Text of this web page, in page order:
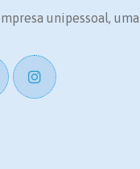
unipessoal,